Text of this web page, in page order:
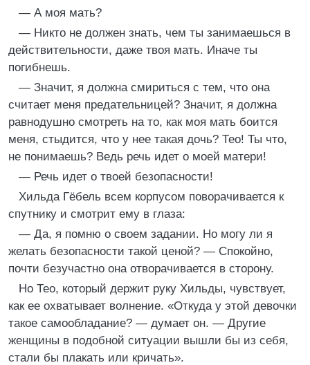
— А моя мать?
— Никто не должен знать, чем ты занимаешься в
действительности, даже твоя мать. Иначе ты
погибнешь.
— Значит, я должна смириться с тем, что она
считает меня предательницей? Значит, я должна
равнодушно смотреть на то, как моя мать боится
меня, стыдится, что у нее такая дочь? Тео! Ты что,
не понимаешь? Ведь речь идет о моей матери!
— Речь идет о твоей безопасности!
Хильда Гёбель всем корпусом поворачивается к
спутнику и смотрит ему в глаза:
— Да, я помню о своем задании. Но могу ли я
желать безопасности такой ценой? — Спокойно,
почти безучастно она отворачивается в сторону.
Но Тео, который держит руку Хильды, чувствует,
как ее охватывает волнение. «Откуда у этой девочки
такое самообладание? — думает он. — Другие
женщины в подобной ситуации вышли бы из себя,
стали бы плакать или кричать».